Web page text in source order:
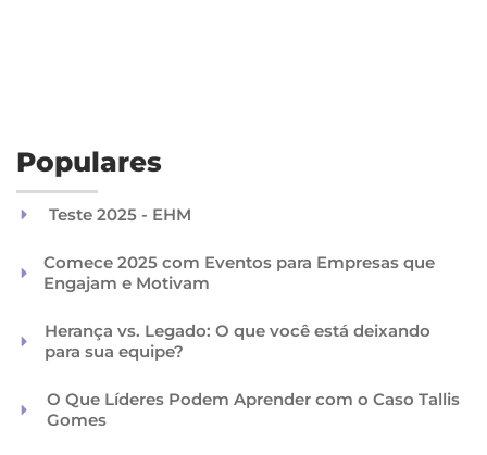
Populares
Teste 2025 - EHM
Comece 2025 com Eventos para Empresas que
Engajam e Motivam
Herança vs. Legado: O que você está deixando
para sua equipe?
O Que Líderes Podem Aprender com o Caso Tallis
Gomes